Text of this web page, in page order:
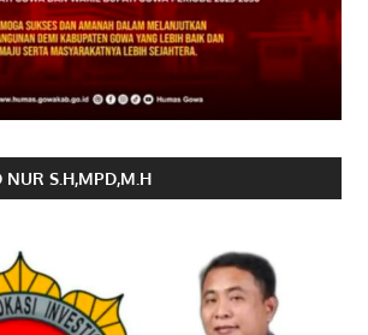
S.H,MPD,M.H